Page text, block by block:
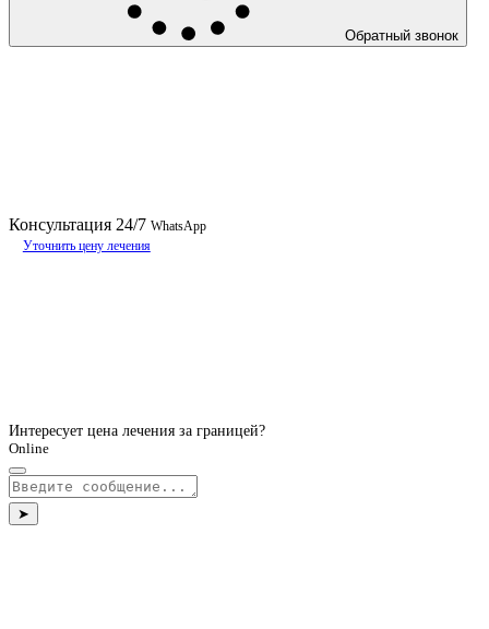
Обратный звонок
Консультация 24/7 WhatsApp
Уточнить цену лечения
Интересует цена лечения за границей?
Online
➤